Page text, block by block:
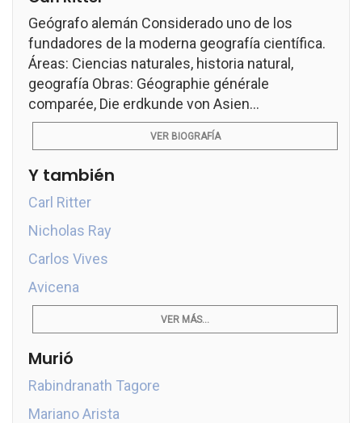
Geógrafo alemán Considerado uno de los
fundadores de la moderna geografía científica.
Áreas: Ciencias naturales, historia natural,
geografía Obras: Géographie générale
comparée, Die erdkunde von Asien...
VER BIOGRAFÍA
Y también
Carl Ritter
Nicholas Ray
Carlos Vives
Avicena
VER MÁS...
Murió
Rabindranath Tagore
Mariano Arista